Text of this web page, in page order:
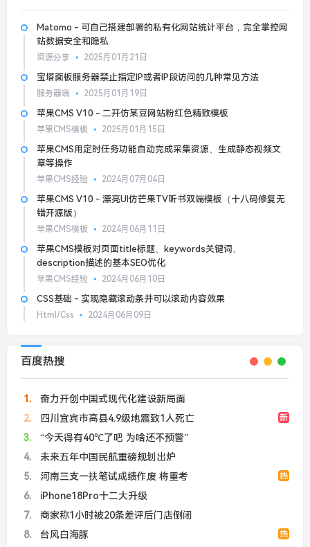
Matomo - 可自己搭建部署的私有化网站统计平台，完全掌控网
站数据安全和隐私
资源分享 2025月01月21日
宝塔面板服务器禁止指定IP或者IP段访问的几种常见方法
服务器端 2025月01月19日
苹果CMS V10 - 二开仿某豆网站粉红色精致模板
苹果CMS模板 2025月01月15日
苹果CMS用定时任务功能自动完成采集资源、生成静态视频文
章等操作
苹果CMS经验 2024月07月04日
苹果CMS V10 - 漂亮UI仿芒果TV听书双端模板（十八码修复无
错开源版）
苹果CMS模板 2024月06月11日
苹果CMS模板对页面title标题、keywords关键词、
description描述的基本SEO优化
苹果CMS经验 2024月06月10日
CSS基础 - 实现隐藏滚动条并可以滚动内容效果
Html/Css 2024月06月09日
百度热搜
1
奋力开创中国式现代化建设新局面
2
新
四川宜宾市高县4.9级地震致1人死亡
3
“今天得有40℃了吧 为啥还不预警”
4
未来五年中国民航重磅规划出炉
5
热
河南三支一扶笔试成绩作废 将重考
6
iPhone18Pro十二大升级
7
商家称1小时被20条差评后门店倒闭
8
热
台风白海豚